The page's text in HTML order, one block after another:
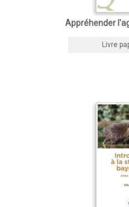
Appréhender
Livre